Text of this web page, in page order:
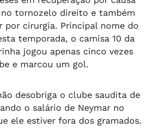
tornozelo direito e também
por cirurgia. Principal nome do
temporada, o camisa 10 da
jogou apenas cinco vezes
e marcou um gol.
desobriga o clube saudita de
o salário de Neymar no
ele estiver fora dos gramados.